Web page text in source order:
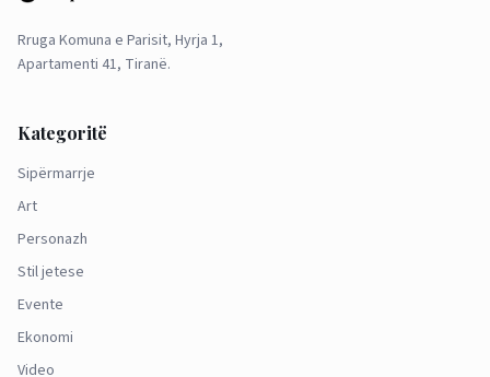
Rruga Komuna e Parisit, Hyrja 1,
Apartamenti 41, Tiranë.
Kategoritë
Sipërmarrje
Art
Personazh
Stil jetese
Evente
Ekonomi
Video